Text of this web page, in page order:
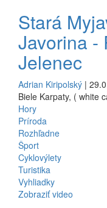
Stará
Javorina -
Jelenec
Adrian Kiripolský |
Biele Karpaty, ( white
Hory
Príroda
Rozhľadne
Šport
Cyklovýlety
Turistika
Vyhliadky
Zobraziť video